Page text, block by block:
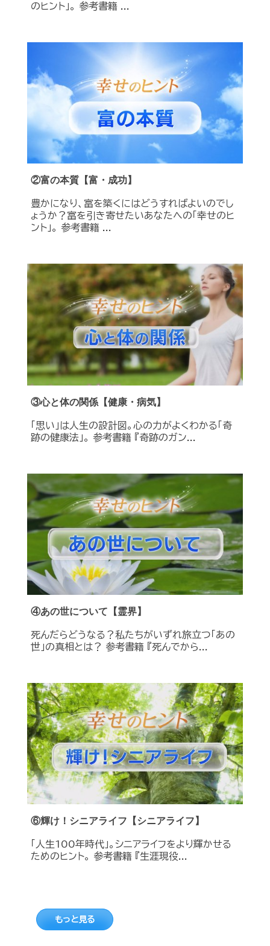
のヒント」。 参考書籍 ...
②富の本質【富・成功】
豊かになり、富を築くにはどうすればよいのでし
ょうか？富を引き寄せたいあなたへの「幸せのヒ
ント」。 参考書籍 ...
③心と体の関係【健康・病気】
「思い」は人生の設計図。心の力がよくわかる「奇
跡の健康法」。 参考書籍 『奇跡のガン...
④あの世について【霊界】
死んだらどうなる？私たちがいずれ旅立つ「あの
世」の真相とは？ 参考書籍 『死んでから...
⑥輝け！シニアライフ【シニアライフ】
「人生100年時代」。シニアライフをより輝かせる
ためのヒント。 参考書籍 『生涯現役...
もっと見る